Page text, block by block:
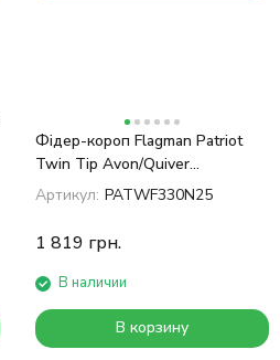
Фідер-короп Flagman Patriot
Twin Tip Avon/Quiver
Feeder/Carp 3.3м 3.0Lb/120г
Артикул: PATWF330N25
1 819 грн.
В наличии
В корзину